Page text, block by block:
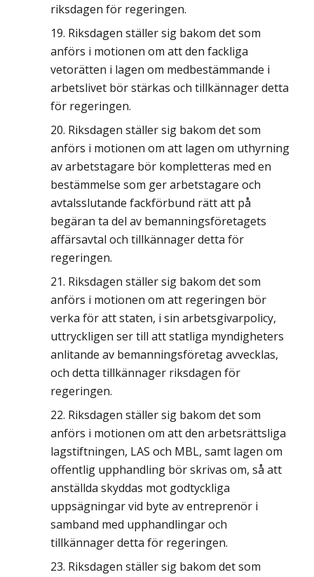
riksdagen för regeringen.
Riksdagen ställer sig bakom det som
anförs i motionen om att den fackliga
vetorätten i lagen om medbestämmande i
arbetslivet bör stärkas och tillkännager detta
för regeringen.
Riksdagen ställer sig bakom det som
anförs i motionen om att lagen om uthyrning
av arbetstagare bör kompletteras med en
bestämmelse som ger arbetstagare och
avtalsslutande fackförbund rätt att på
begäran ta del av bemanningsföretagets
affärsavtal och tillkännager detta för
regeringen.
Riksdagen ställer sig bakom det som
anförs i motionen om att regeringen bör
verka för att staten, i sin arbetsgivarpolicy,
uttryckligen ser till att statliga myndigheters
anlitande av bemanningsföretag avvecklas,
och detta tillkännager riksdagen för
regeringen.
Riksdagen ställer sig bakom det som
anförs i motionen om att den arbetsrättsliga
lagstiftningen, LAS och MBL, samt lagen om
offentlig upphandling bör skrivas om, så att
anställda skyddas mot godtyckliga
uppsägningar vid byte av entreprenör i
samband med upphandlingar och
tillkännager detta för regeringen.
Riksdagen ställer sig bakom det som